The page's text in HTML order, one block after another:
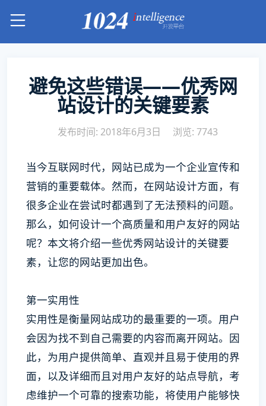
避免这些错误——优秀网
站设计的关键要素
发布时间: 2018年6月3日 浏览: 7743
当今互联网时代，网站已成为一个企业宣传和
营销的重要载体。然而，在网站设计方面，有
很多企业在尝试时都遇到了无法预料的问题。
那么，如何设计一个高质量和用户友好的网站
呢？本文将介绍一些优秀网站设计的关键要
素，让您的网站更加出色。
第一实用性
实用性是衡量网站成功的最重要的一项。用户
会因为找不到自己需要的内容而离开网站。因
此，为用户提供简单、直观并且易于使用的界
面，以及详细而且对用户友好的站点导航，考
虑维护一个可靠的搜索功能，将使用户能够快